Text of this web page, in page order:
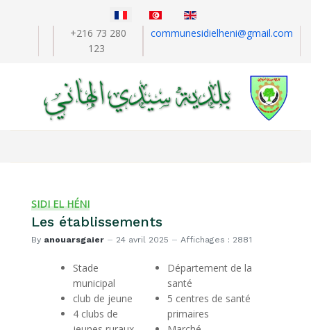
Sélectionnez votre langue
+216 73 280
123
communesidielheni@gmail.com
SIDI EL HÉNI
Les établissements
By anouarsgaier 24 avril 2025 Affichages : 2881
Stade
municipal
club de jeune
4 clubs de
Département de la
santé
5 centres de santé
primaires